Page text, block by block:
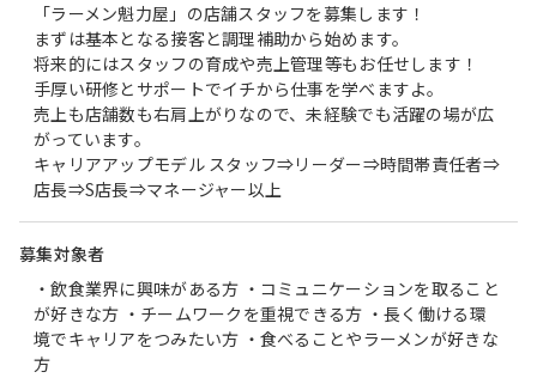
「ラーメン魁力屋」の店舗スタッフを募集します！
まずは基本となる接客と調理補助から始めます。
将来的にはスタッフの育成や売上管理等もお任せします！
手厚い研修とサポートでイチから仕事を学べますよ。
売上も店舗数も右肩上がりなので、未経験でも活躍の場が広
がっています。
キャリアアップモデル スタッフ⇒リーダー⇒時間帯責任者⇒
店長⇒S店長⇒マネージャー以上
募集対象者
・飲食業界に興味がある方 ・コミュニケーションを取ること
が好きな方 ・チームワークを重視できる方 ・長く働ける環
境でキャリアをつみたい方 ・食べることやラーメンが好きな
方